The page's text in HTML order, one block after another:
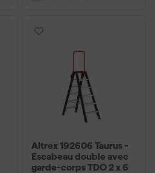
Altrex 192606 Taurus -
Escabeau double avec
garde-corps TDO 2 x 6